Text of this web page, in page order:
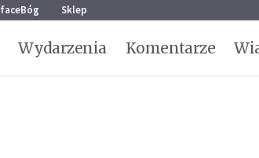
faceBóg Sklep
Wydarzenia Komentarze